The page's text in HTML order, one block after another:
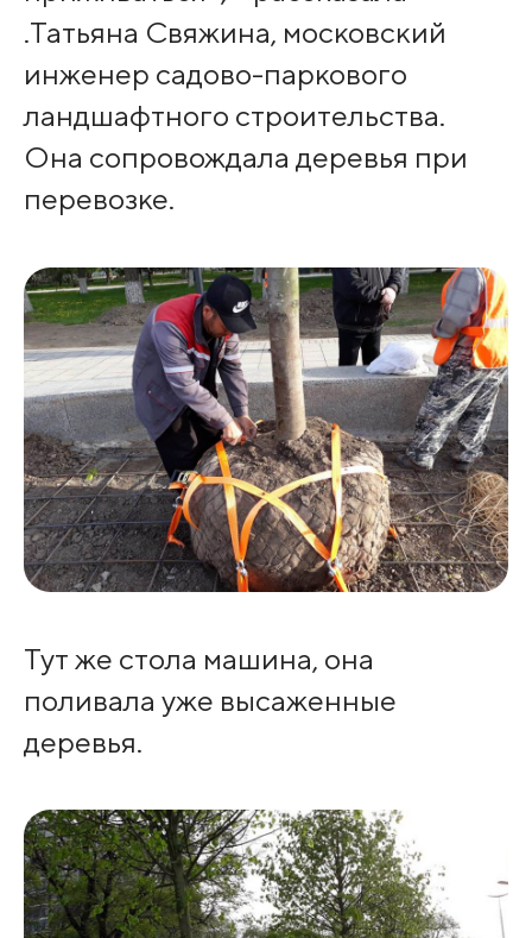
.Татьяна Свяжина, московский
инженер садово-паркового
ландшафтного строительства.
Она сопровождала деревья при
перевозке.
Тут же стола машина, она
поливала уже высаженные
деревья.